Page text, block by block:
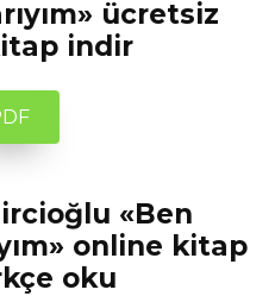
ücretsiz
indir
«Ben
online kitap
oku